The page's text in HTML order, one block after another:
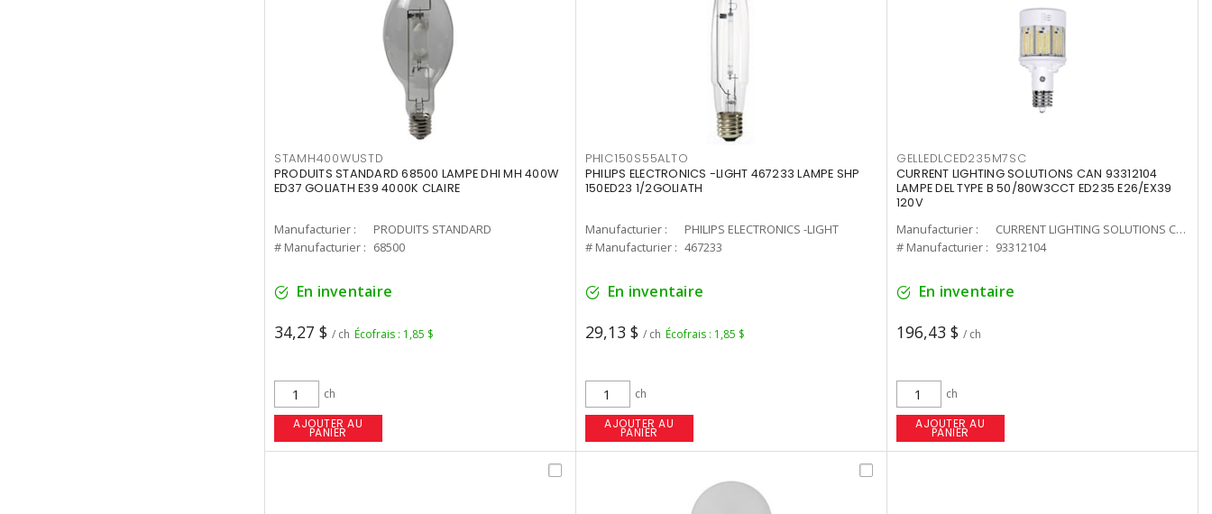
STAMH400WUSTD
PRODUITS STANDARD 68500 LAMPE DHI MH 400W
ED37 GOLIATH E39 4000K CLAIRE
Manufacturier :
PRODUITS STANDARD
# Manufacturier : 68500
En inventaire
34,27 $ / ch Écofrais : 1,85 $
ch
AJOUTER AU
PANIER
PHIC150S55ALTO
PHILIPS ELECTRONICS -LIGHT 467233 LAMPE SHP
150ED23 1/2GOLIATH
Manufacturier :
PHILIPS ELECTRONICS -LIGHT
# Manufacturier : 467233
En inventaire
29,13 $ / ch Écofrais : 1,85 $
ch
AJOUTER AU
PANIER
GELLEDLCED235M7SC
CURRENT LIGHTING SOLUTIONS CAN 93312104
LAMPE DEL TYPE B 50/80W3CCT ED235 E26/EX39
120V
Manufacturier :
CURRENT LIGHTING SOLUTIONS CAN
# Manufacturier : 93312104
En inventaire
196,43 $ / ch
ch
AJOUTER AU
PANIER